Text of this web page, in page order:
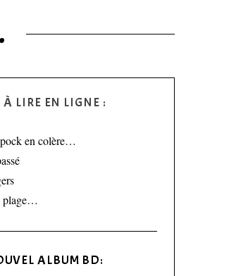
À LIRE EN LIGNE :
en colère…
plage…
ALBUM BD: